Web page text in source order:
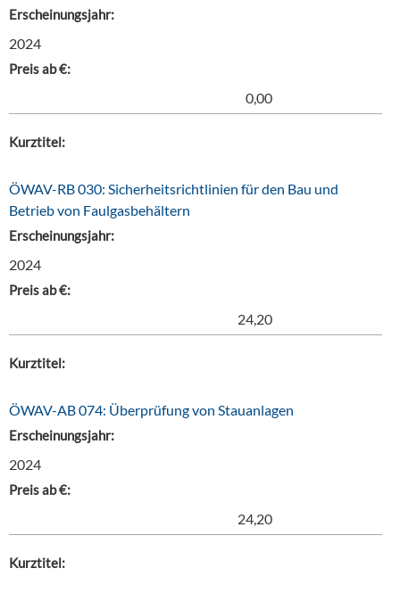
Erscheinungsjahr:
2024
Preis ab €:
0,00
Kurztitel:
ÖWAV-RB 030: Sicherheitsrichtlinien für den Bau und
Betrieb von Faulgasbehältern
Erscheinungsjahr:
2024
Preis ab €:
24,20
Kurztitel:
ÖWAV-AB 074: Überprüfung von Stauanlagen
Erscheinungsjahr:
2024
Preis ab €:
24,20
Kurztitel: